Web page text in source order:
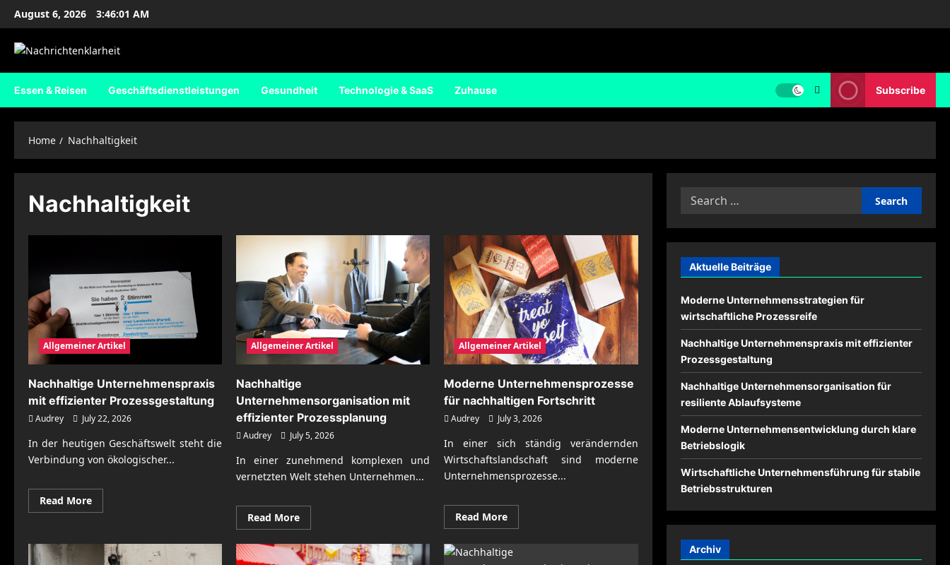
Skip
content
August 6, 2026 3:46:02 AM
Essen & Reisen Geschäftsdienstleistungen Gesundheit Technologie & SaaS Zuhause Subscribe
Home Nachhaltigkeit
Nachhaltigkeit
Allgemeiner Artikel
Nachhaltige Unternehmenspraxis
mit effizienter Prozessgestaltung
Audrey July 22, 2026
In der heutigen Geschäftswelt steht die
Verbindung von ökologischer...
Read MoreRead
more
mit
effizienter
Allgemeiner Artikel
Nachhaltige
Unternehmensorganisation mit
effizienter Prozessplanung
Audrey July 5, 2026
In einer zunehmend komplexen und
vernetzten Welt stehen Unternehmen...
Read MoreRead
more
Nachhaltige
Unternehmensorganisation
Allgemeiner Artikel
Moderne Unternehmensprozesse
für nachhaltigen Fortschritt
Audrey July 3, 2026
In einer sich ständig verändernden
Wirtschaftslandschaft sind moderne
Unternehmensprozesse...
Read MoreRead
more
Unternehmensprozesse
Search
Aktuelle Beiträge
Moderne Unternehmensstrategien für
wirtschaftliche Prozessreife
Nachhaltige Unternehmenspraxis mit effizienter
Prozessgestaltung
Nachhaltige Unternehmensorganisation für
resiliente Ablaufsysteme
Moderne Unternehmensentwicklung durch klare
Betriebslogik
Wirtschaftliche Unternehmensführung für stabile
Betriebsstrukturen
Archiv